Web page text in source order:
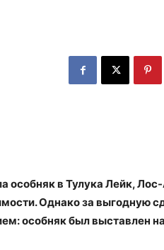
особняк в Тулука Лейк,
Однако за выгодную
особняк был выставлен